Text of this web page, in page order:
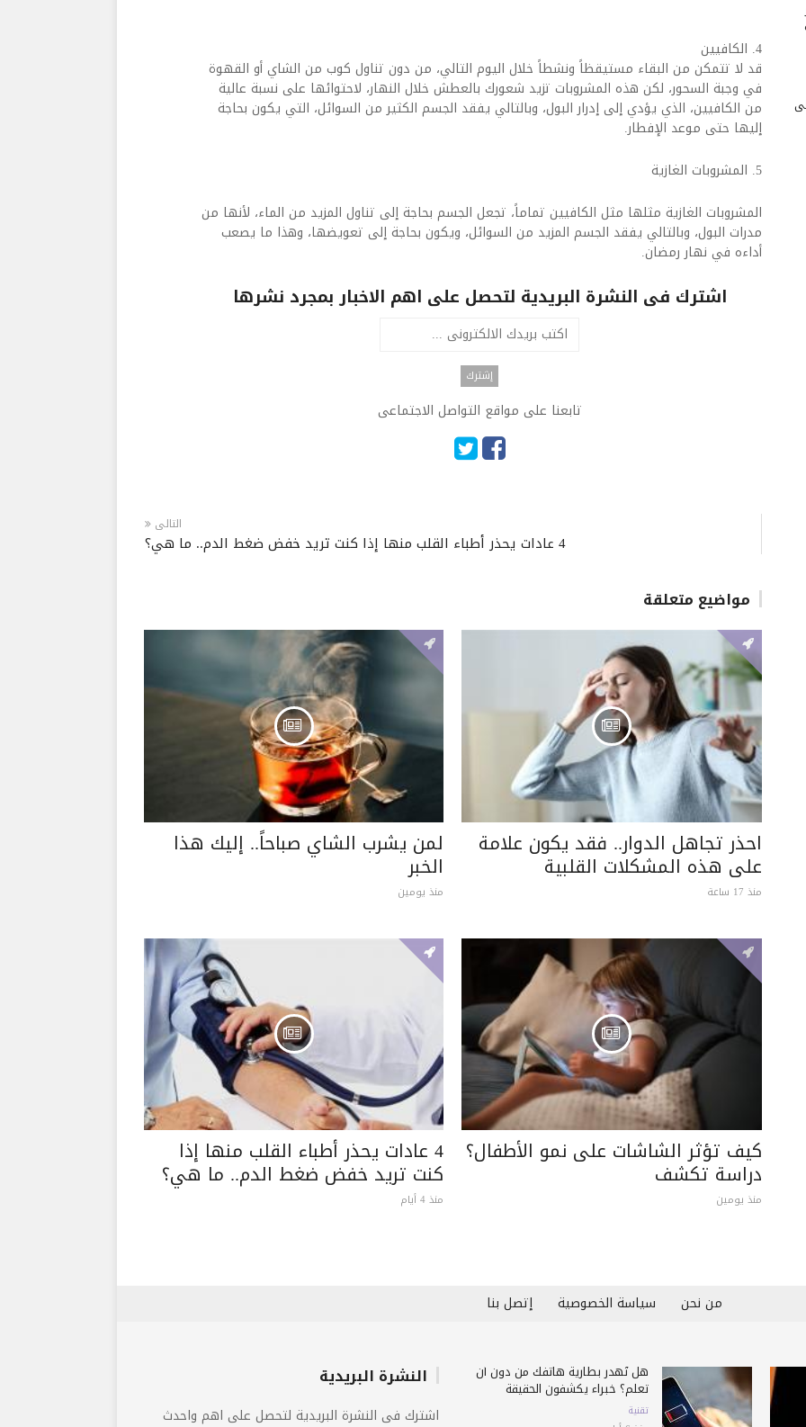
4. الكافيين
قد لا تتمكن من البقاء مستيقظاً ونشطاً خلال اليوم التالي، من دون تناول كوب من الشاي أو القهوة
في وجبة السحور، لكن هذه المشروبات تزيد شعورك بالعطش خلال النهار، لاحتوائها على نسبة عالية
من الكافيين، الذي يؤدي إلى إدرار البول، وبالتالي يفقد الجسم الكثير من السوائل، التي يكون بحاجة
إليها حتى موعد الإفطار.
5. المشروبات الغازية
المشروبات الغازية مثلها مثل الكافيين تماماً، تجعل الجسم بحاجة إلى تناول المزيد من الماء، لأنها من
مدرات البول، وبالتالي يفقد الجسم المزيد من السوائل، ويكون بحاجة إلى تعويضها، وهذا ما يصعب
أداءه في نهار رمضان.
اشترك فى النشرة البريدية لتحصل على اهم الاخبار بمجرد نشرها
تابعنا على مواقع التواصل الاجتماعى
التالى
4 عادات يحذر أطباء القلب منها إذا كنت تريد خفض ضغط الدم.. ما هي؟
مواضيع متعلقة
احذر تجاهل الدوار.. فقد يكون علامة
على هذه المشكلات القلبية
منذ 17 ساعة
لمن يشرب الشاي صباحاً.. إليك هذا
الخبر
منذ يومين
كيف تؤثر الشاشات على نمو الأطفال؟
دراسة تكشف
منذ يومين
4 عادات يحذر أطباء القلب منها إذا
كنت تريد خفض ضغط الدم.. ما هي؟
منذ 4 أيام
من نحن سياسة الخصوصية إتصل بنا
هل تُهدر بطارية هاتفك من دون أن
تعلم؟ خبراء يكشفون الحقيقة
تقنية
النشرة البريدية
اشترك فى النشرة البريدية لتحصل على اهم واحدث